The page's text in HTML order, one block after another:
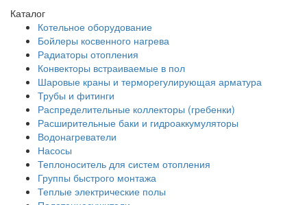
Каталог
Котельное оборудование
Бойлеры косвенного нагрева
Радиаторы отопления
Конвекторы встраиваемые в пол
Шаровые краны и терморегулирующая арматура
Трубы и фитинги
Распределительные коллекторы (гребенки)
Расширительные баки и гидроаккумуляторы
Водонагреватели
Насосы
Теплоноситель для систем отопления
Группы быстрого монтажа
Теплые электрические полы